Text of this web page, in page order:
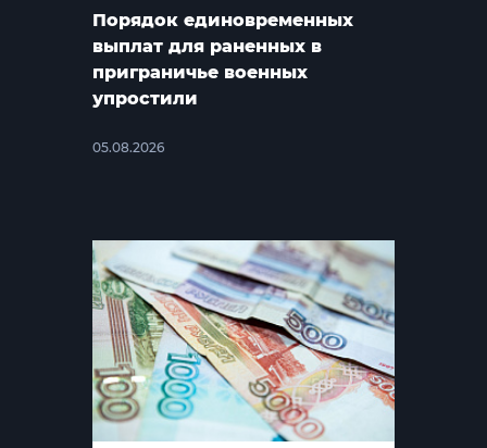
Порядок единовременных
выплат для раненных в
приграничье военных
упростили
05.08.2026